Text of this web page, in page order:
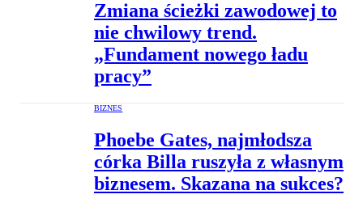
Zmiana ścieżki zawodowej to
nie chwilowy trend.
„Fundament nowego ładu
pracy”
BIZNES
Phoebe Gates, najmłodsza
córka Billa ruszyła z własnym
biznesem. Skazana na sukces?